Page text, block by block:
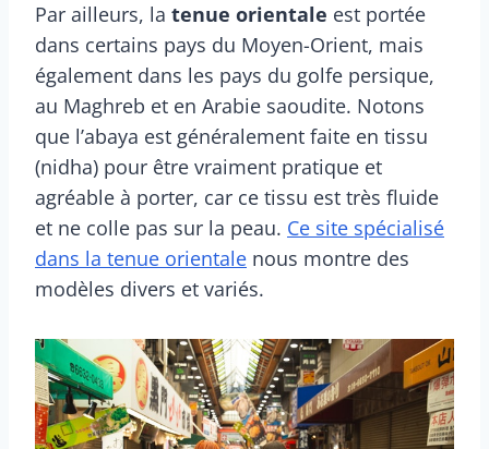
Par ailleurs, la tenue orientale est portée
dans certains pays du Moyen-Orient, mais
également dans les pays du golfe persique,
au Maghreb et en Arabie saoudite. Notons
que l’abaya est généralement faite en tissu
(nidha) pour être vraiment pratique et
agréable à porter, car ce tissu est très fluide
et ne colle pas sur la peau. Ce site spécialisé
dans la tenue orientale nous montre des
modèles divers et variés.